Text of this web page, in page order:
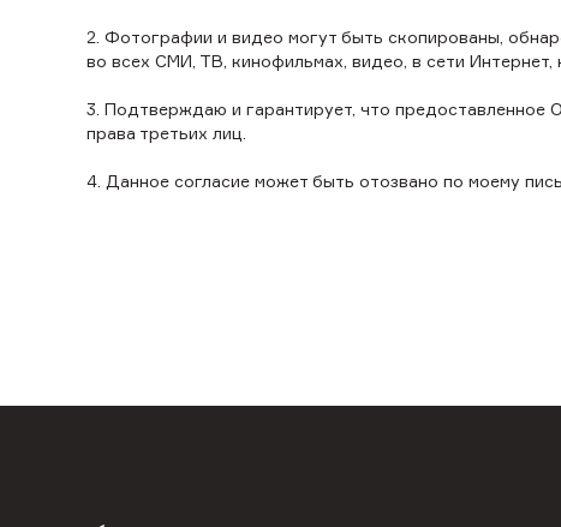
2. Фотографии и видео могут быть скопированы,
во всех СМИ, ТВ, кинофильмах, видео, в сети Интернет,
3. Подтверждаю и гарантирует, что предоставленное
права третьих лиц.
4. Данное согласие может быть отозвано по моему